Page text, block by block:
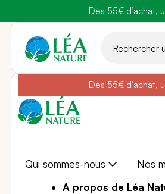
Dès 55€ d’achat,
Aller
contenu
Dès 55€ d’achat,
Qui sommes-nous Nos
A propos de Léa